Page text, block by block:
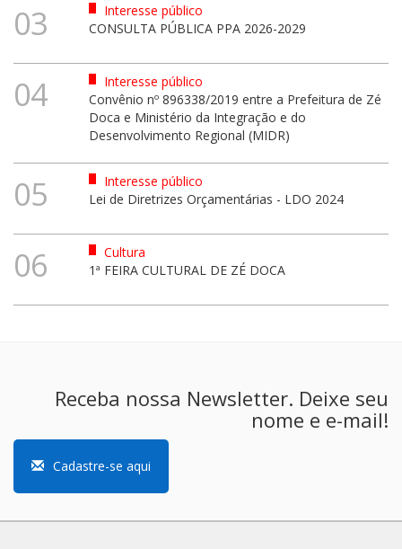
03
Interesse público
CONSULTA PÚBLICA PPA 2026-2029
04
Interesse público
Convênio nº 896338/2019 entre a Prefeitura de Zé
Doca e Ministério da Integração e do
Desenvolvimento Regional (MIDR)
05
Interesse público
Lei de Diretrizes Orçamentárias - LDO 2024
06
Cultura
1ª FEIRA CULTURAL DE ZÉ DOCA
Receba nossa Newsletter. Deixe seu
nome e e-mail!
Cadastre-se aqui